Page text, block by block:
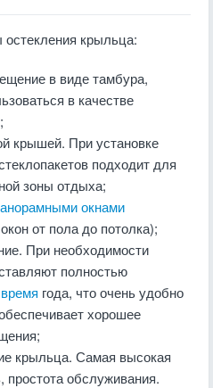
крыльца:
в виде тамбура,
в качестве
крышей. При установке
подходит для
зоны отдыха;
окнами
от пола до потолка);
При необходимости
полностью
года, что очень удобно
хорошее
крыльца. Самая высокая
простота обслуживания.